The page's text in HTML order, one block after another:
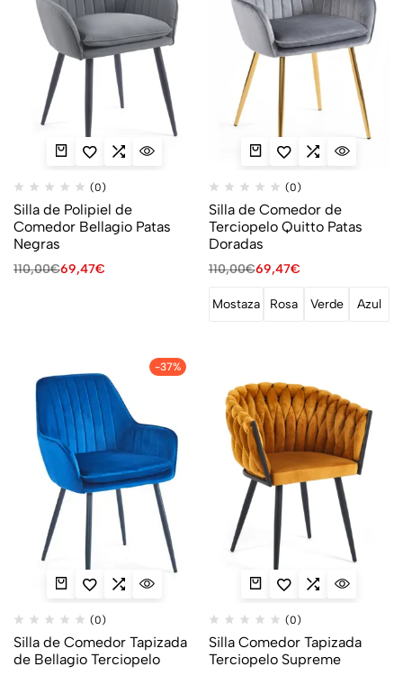
(0)
Silla de Polipiel de
Comedor Bellagio Patas
Negras
110,00€69,47€
(0)
Silla de Comedor de
Terciopelo Quitto Patas
Doradas
110,00€69,47€
Mostaza Rosa Verde Azul
-37%
(0)
Silla de Comedor Tapizada
de Bellagio Terciopelo
(0)
Silla Comedor Tapizada
Terciopelo Supreme